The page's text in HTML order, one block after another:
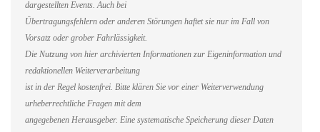
dargestellten Events. Auch bei
Übertragungsfehlern oder anderen Störungen haftet sie nur im Fall von
Vorsatz oder grober Fahrlässigkeit.
Die Nutzung von hier archivierten Informationen zur Eigeninformation und
redaktionellen Weiterverarbeitung
ist in der Regel kostenfrei. Bitte klären Sie vor einer Weiterverwendung
urheberrechtliche Fragen mit dem
angegebenen Herausgeber. Eine systematische Speicherung dieser Daten